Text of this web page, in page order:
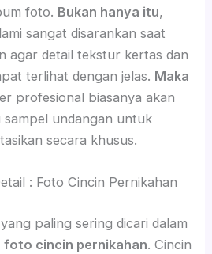
foto. Bukan hanya itu,
sangat disarankan saat
agar detail tekstur kertas dan
terlihat dengan jelas. Maka
profesional biasanya akan
sampel undangan untuk
secara khusus.
: Foto Cincin Pernikahan
paling sering dicari dalam
foto cincin pernikahan. Cincin